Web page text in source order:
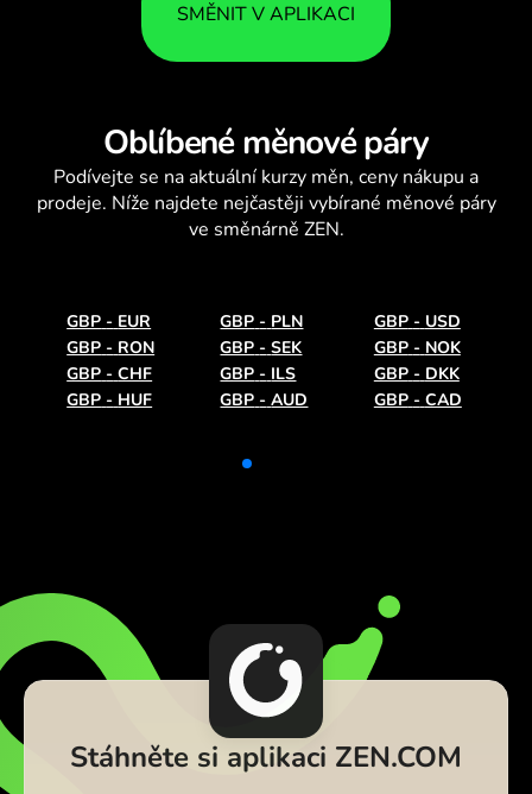
SMĚNIT V APLIKACI
Oblíbené měnové páry
Podívejte se na aktuální kurzy měn, ceny nákupu a
prodeje. Níže najdete nejčastěji vybírané měnové páry
ve směnárně ZEN.
GBP - EUR GBP - PLN GBP - USD
GBP - RON GBP - SEK GBP - NOK
GBP - CHF GBP - ILS GBP - DKK
GBP - HUF GBP - AUD GBP - CAD
Stáhněte si aplikaci ZEN.COM